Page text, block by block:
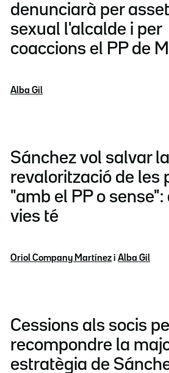
denunciarà per
sexual l'alcalde i per
coaccions el PP de
Alba Gil
Sánchez vol salvar la
revalorització de les
"amb el PP o sense":
vies té
Oriol Company Martínez i Alba Gil
Cessions als socis
recompondre la
estratègia de